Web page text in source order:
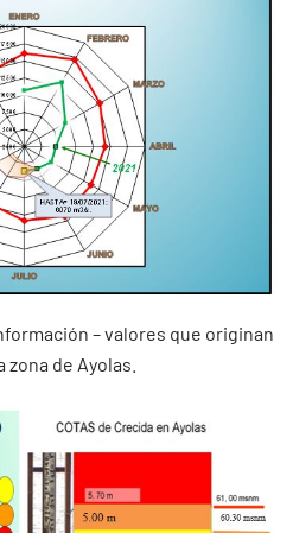
– valores que originan
de Ayolas.